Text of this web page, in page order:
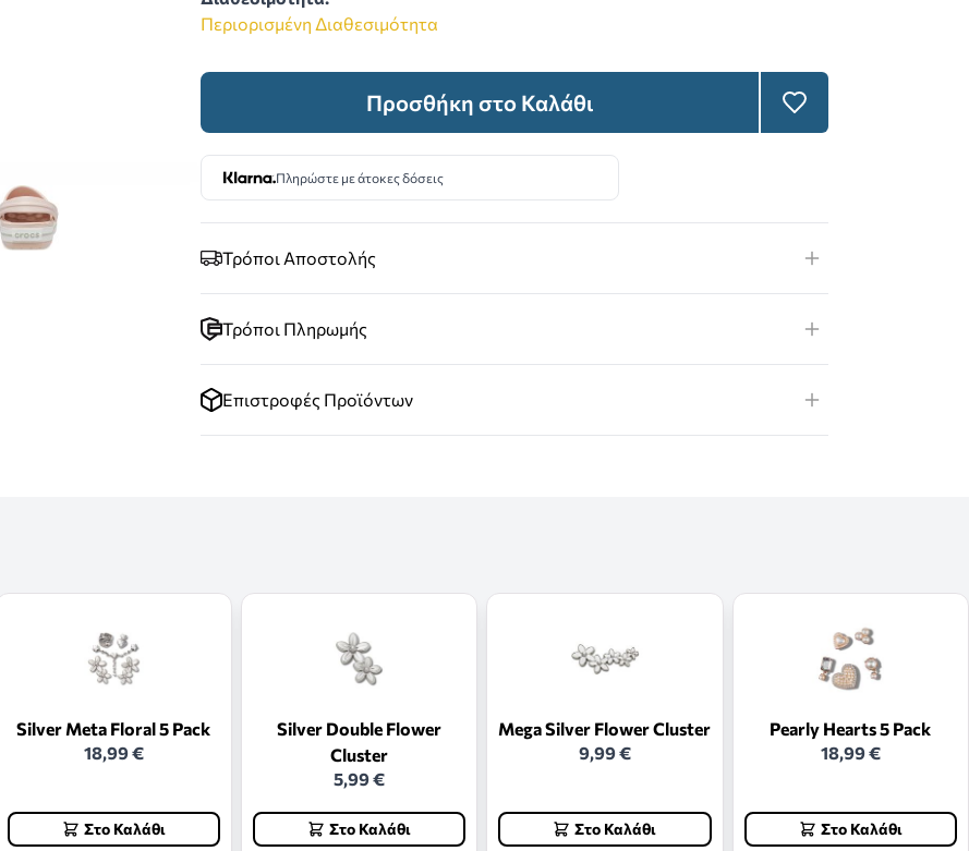
larger image
View larger image
Περιορισμένη Διαθεσιμότητα
Προσθήκη στο Καλάθι
Πληρώστε με άτοκες δόσεις
Τρόποι Αποστολής
Τρόποι Πληρωμής
Επιστροφές Προϊόντων
Silver Meta Floral 5 Pack
18,99 €
Στο Καλάθι
Silver Double Flower
Cluster
5,99 €
Στο Καλάθι
Mega Silver Flower Cluster
9,99 €
Στο Καλάθι
Pearly Hearts 5 Pack
18,99 €
Στο Καλάθι